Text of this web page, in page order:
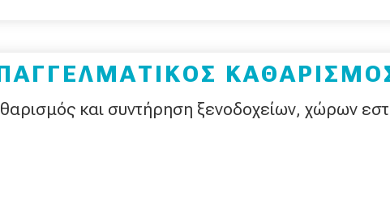
και συντήρηση ξενοδοχείων, χώρων